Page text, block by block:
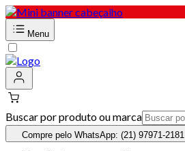
Menu
Buscar por produto ou marca
Compre pelo WhatsApp: (21) 97971-2181